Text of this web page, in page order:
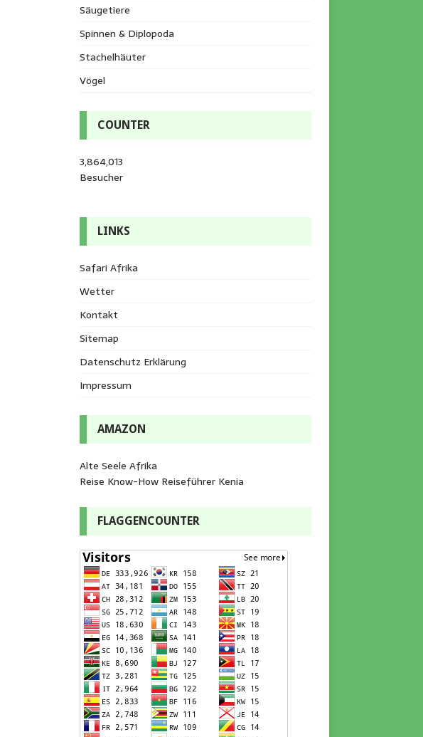
Säugetiere
Spinnen & Diplopoda
Stachelhäuter
Vögel
COUNTER
3,864,013
Besucher
LINKS
Safari Afrika
Wetter
Kontakt
Sitemap
Datenschutz Erklärung
Impressum
AMAZON
Alte Seele Afrika
Reise Know-How Reiseführer Kenia
FLAGGENCOUNTER